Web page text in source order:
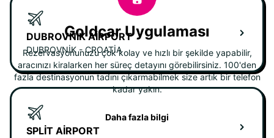
DUBROVNIK AIRPORT
DUBROVNIK - CROATIA
SPLIT AIRPORT
Goldcar Uygulaması
Rezervasyonunuzu çok kolay ve hızlı bir şekilde yapabilir,
aracınızı kiralarken her süreç detayını görebilirsiniz. 100'den
fazla destinasyonun tadını çıkarmabilmek size artık bir telefon
kadar yakın.
Daha fazla bilgi